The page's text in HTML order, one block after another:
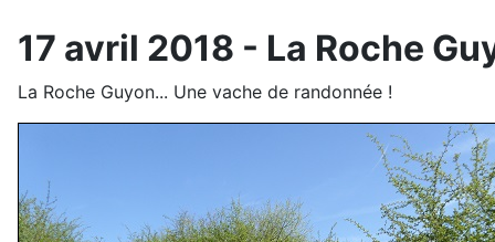
17 avril 2018 - La Roche
La Roche Guyon... Une vache de randonnée !